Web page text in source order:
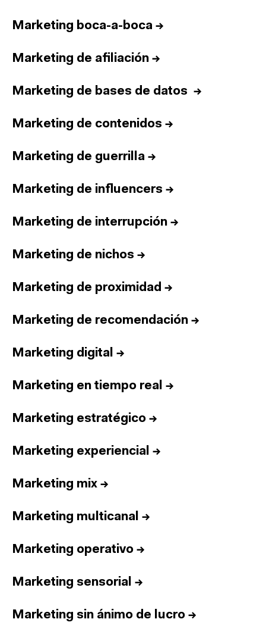
Marketing boca-a-boca →
Marketing de afiliación →
Marketing de bases de datos →
Marketing de contenidos →
Marketing de guerrilla →
Marketing de influencers →
Marketing de interrupción →
Marketing de nichos →
Marketing de proximidad →
Marketing de recomendación →
Marketing digital →
Marketing en tiempo real →
Marketing estratégico →
Marketing experiencial →
Marketing mix →
Marketing multicanal →
Marketing operativo →
Marketing sensorial →
Marketing sin ánimo de lucro →